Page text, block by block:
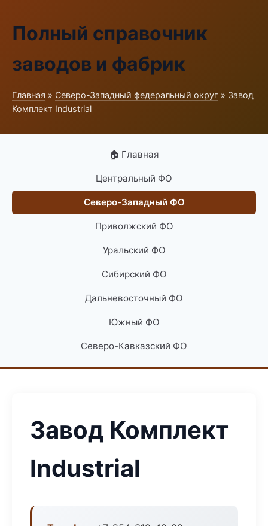
Полный справочник
заводов и фабрик
Главная » Северо-Западный федеральный округ » Завод
Комплект Industrial
🏠 Главная
Центральный ФО
Северо-Западный ФО
Приволжский ФО
Уральский ФО
Сибирский ФО
Дальневосточный ФО
Южный ФО
Северо-Кавказский ФО
Завод Комплект
Industrial